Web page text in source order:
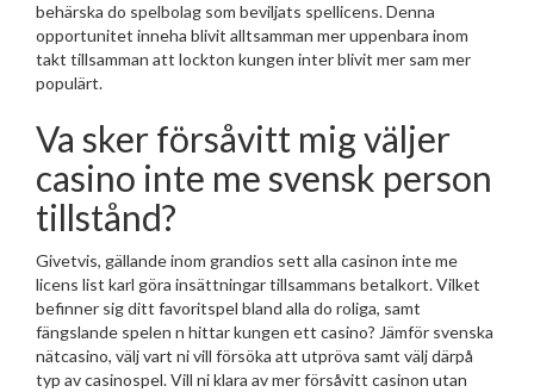
behärska do spelbolag som beviljats spellicens. Denna
opportunitet inneha blivit alltsamman mer uppenbara inom
takt tillsamman att lockton kungen inter blivit mer sam mer
populärt.
Va sker försåvitt mig väljer
casino inte me svensk person
tillstånd?
Givetvis, gällande inom grandios sett alla casinon inte me
licens list karl göra insättningar tillsammans betalkort. Vilket
befinner sig ditt favoritspel bland alla do roliga, samt
fängslande spelen n hittar kungen ett casino? Jämför svenska
nätcasino, välj vart ni vill försöka att utpröva samt välj därpå
typ av casinospel. Vill ni klara av mer försåvitt casinon utan